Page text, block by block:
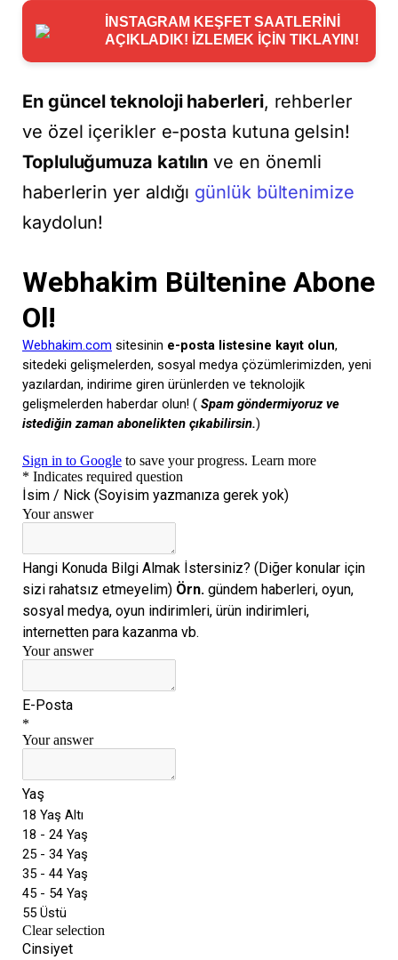
İNSTAGRAM KEŞFET SAATLERİNİ
AÇIKLADIK! İZLEMEK İÇİN TIKLAYIN!
En güncel teknoloji haberleri, rehberler
ve özel içerikler e-posta kutuna gelsin!
Topluluğumuza katılın ve en önemli
haberlerin yer aldığı günlük bültenimize
kaydolun!